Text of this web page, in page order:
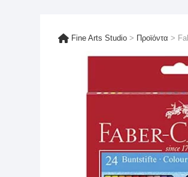
Fine Arts Studio > Προϊόντα >